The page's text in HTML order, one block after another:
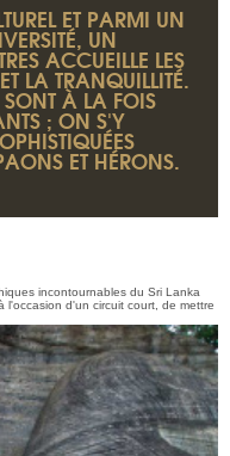
ET PARMI UN
UN
ACCUEILLE LES
LA TRANQUILLITÉ.
SONT À LA FOIS
; ON S'Y
ET HÉRONS.
incontournables du Sri Lanka
l'occasion d'un circuit court, de mettre